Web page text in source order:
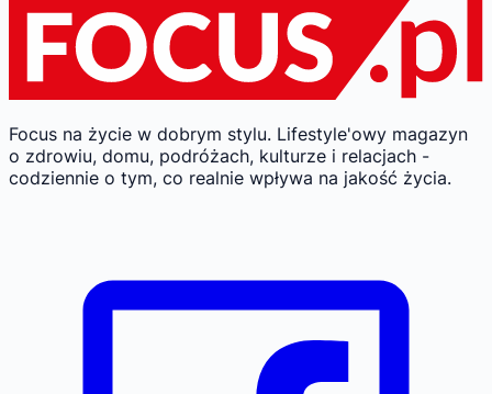
Focus na życie w dobrym stylu. Lifestyle'owy magazyn
o zdrowiu, domu, podróżach, kulturze i relacjach -
codziennie o tym, co realnie wpływa na jakość życia.